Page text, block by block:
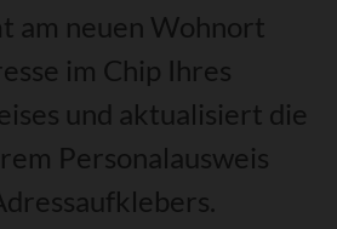
am neuen Wohnort
im Chip Ihres
und aktualisiert die
Personalausweis